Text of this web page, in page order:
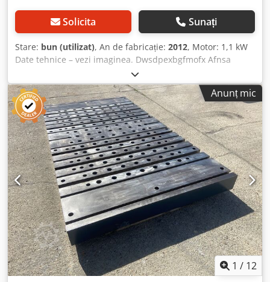
Solicita Sunați
Stare: bun (utilizat), An de fabricație: 2012, Motor: 1,1 kW
Date tehnice – vezi imaginea. Dwsdpexbgfmofx Afnsa
Anunț mic
1 / 12